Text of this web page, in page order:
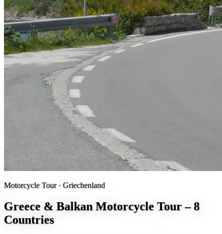
Motorcycle Tour · Griechenland
Greece & Balkan Motorcycle Tour – 8
Countries